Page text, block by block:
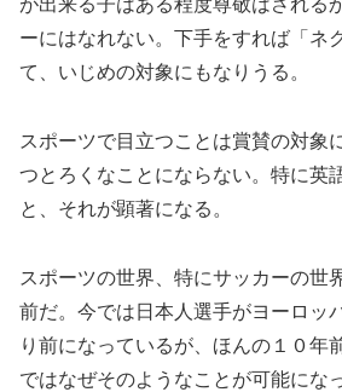
が出来る子はある程度尊敬はされる
ーにはなれない。下手をすれば「ネ
て、いじめの対象にもなりうる。
スポーツで目立つことは賞賛の対象
つとろくなことにならない。特に英
と、それが顕著になる。
スポーツの世界、特にサッカーの世
前だ。今では日本人選手がヨーロッ
り前になっているが、ほんの１０年
ではなぜそのようなことが可能にな